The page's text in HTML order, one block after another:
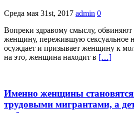
Среда мая 31st, 2017 admin 0
Вопреки здравому смыслу, обвиняют
женщину, пережившую сексуальное
осуждает и призывает женщину к
на это, женщина находит в […]
Именно женщины
трудовыми мигрантами, а